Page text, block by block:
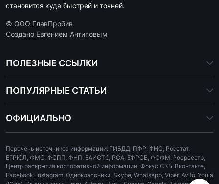
становится куда быстрей и точней.
© ООО ГлавПробив
Создано Евгением Антиповым
ПОЛЕЗНЫЕ ССЫЛКИ
ПОПУЛЯРНЫЕ СТАТЬИ
ОФИЦИАЛЬНО
Перечень источников информации: ГИБДД, ПФР, ФНС, Росстат,
ЕГРЮЛ, ФМС, ФСПП, ФНП, ЕАИСТО, РСА, ЕФРСБ, ФСФМ, Росреестр,
Центр раскрытия корпоративной информации, Фокус СКБ, Вконтакте,
Facebook, Instagram, Одноклассники, Skype, WhatsApp, Viber, Avito, Youla